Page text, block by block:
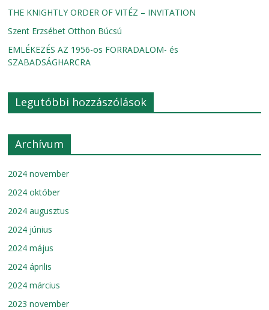
THE KNIGHTLY ORDER OF VITÉZ – INVITATION
Szent Erzsébet Otthon Búcsú
EMLÉKEZÉS AZ 1956-os FORRADALOM- és
SZABADSÁGHARCRA
Legutóbbi hozzászólások
Archívum
2024 november
2024 október
2024 augusztus
2024 június
2024 május
2024 április
2024 március
2023 november